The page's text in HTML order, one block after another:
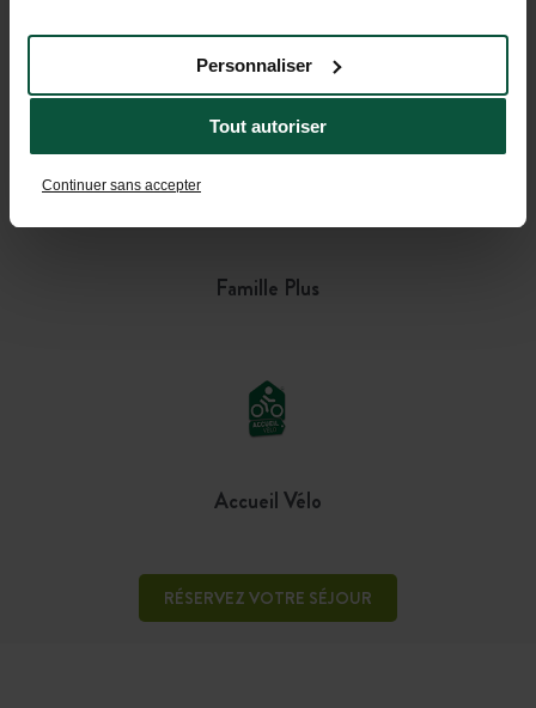
Tout autoriser
Personnaliser
Continuer sans accepter
Station Verte
Famille Plus
Accueil Vélo
RÉSERVEZ VOTRE SÉJOUR